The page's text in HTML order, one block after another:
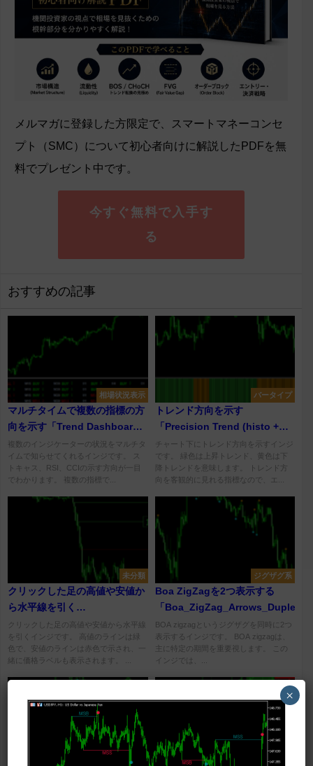
メルマガに登録した方限定で、スマートマネーコンセ
プト（SMC）について初心者向けに解説したPDFを無
料でプレゼント中です。
今すぐ無料で入手す
る
おすすめの記事
相場状況表示
マルチタイムで複数の指標の方
向を示す「Trend Dashboard
Indicator」
複数のインジケーターの状況をマルチタ
イムで知らせてくれるインジです。 ス
トキャス、RSI、CCIの示す方向が一目
でわかります。 複数の指標で...
バータイプ
トレンド方向を示す
「Precision Trend (histo +
alerts)」
チャート下にトレンド方向を示すインジ
です。 緑色は上昇トレンド、黄色は下
降トレンドを意味します。 トレンド方
向を客観的に見れる指標なので、エ...
未分類
クリックした足の高値や安値か
ら水平線を引く
「OnClickHighOrLowLinePlotter_BTEv」
クリックした足の高値や安値から水平線
を引くインジです。 高値のラインは緑
色で、安値のラインは赤色で示され、一
緒に価格ラベルも表示されます。 ...
ジグザグ系
Boa ZigZagを2つ表示する
「Boa_ZigZag_Arrows_Duplex」
BOA zigzagというジグザグを同時に2つ
表示するインジです。 BOA zigzagは、
主に特定の期間を重要視します。 この
インジでは、...
相場状況表示
×